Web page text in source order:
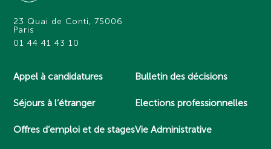
23 Quai de Conti, 75006
Paris
01 44 41 43 10
Appel à candidatures
Séjours à l’étranger
Offres d’emploi et de stages
Bulletin des décisions
Elections professionnelles
Vie Administrative